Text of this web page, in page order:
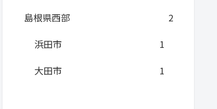
島根県西部
2
浜田市
1
大田市
1